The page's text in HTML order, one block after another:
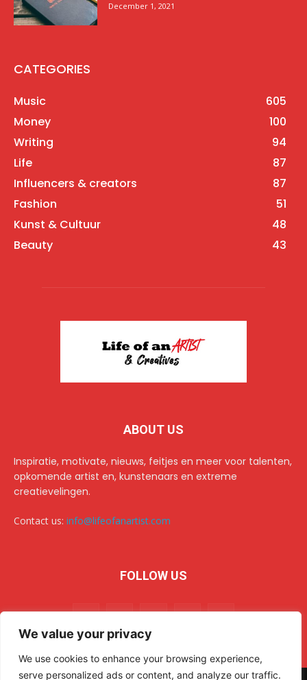
We value your privacy
We use cookies to enhance your browsing experience,
serve personalized ads or content, and analyze our traffic.
December 1, 2021
CATEGORIES
Music
605
Money
100
Writing
94
Life
87
Influencers & creators
87
Fashion
51
Kunst & Cultuur
48
Beauty
43
ABOUT US
Inspiratie, motivate, nieuws, feitjes en meer voor talenten,
opkomende artist en, kunstenaars en extreme
creatievelingen.
Contact us: info@lifeofanartist.com
FOLLOW US